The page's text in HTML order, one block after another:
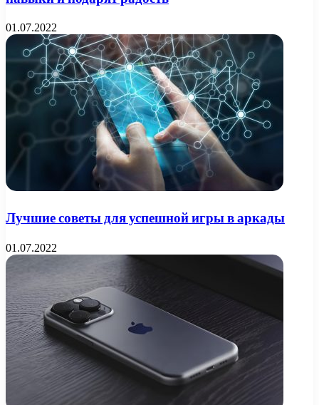
01.07.2022
Лучшие советы для успешной игры в аркады
01.07.2022